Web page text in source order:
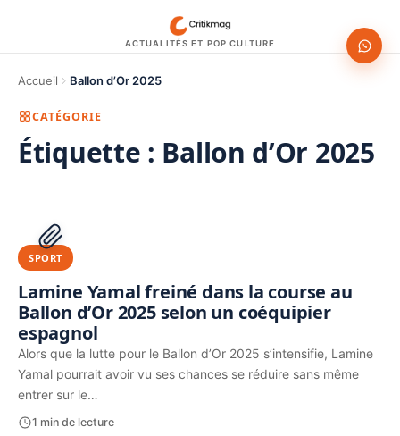
ACTUALITÉS ET POP CULTURE
Accueil Ballon d’Or 2025
CATÉGORIE
Étiquette : Ballon d’Or 2025
PUBLICITÉ
SPORT
Lamine Yamal freiné dans la course au
Ballon d’Or 2025 selon un coéquipier
espagnol
Alors que la lutte pour le Ballon d’Or 2025 s’intensifie, Lamine
Yamal pourrait avoir vu ses chances se réduire sans même
entrer sur le…
1 min de lecture